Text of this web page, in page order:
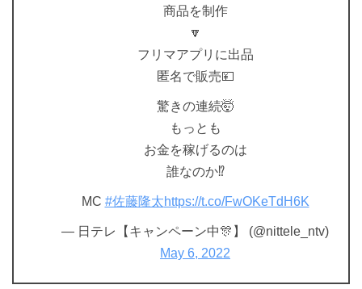
商品を制作
🔽
フリマアプリに出品
匿名で販売💴
驚きの連続🤯
もっとも
お金を稼げるのは
誰なのか⁉️
MC #佐藤隆太https://t.co/FwOKeTdH6K
— 日テレ【キャンペーン中🎊】 (@nittele_ntv)
May 6, 2022